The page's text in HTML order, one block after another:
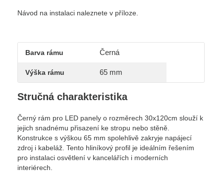
Návod na instalaci naleznete v příloze.
Barva rámu Černá
Výška rámu 65 mm
Stručná charakteristika
Černý rám pro LED panely o rozměrech 30x120cm slouží k
jejich snadnému přisazení ke stropu nebo stěně.
Konstrukce s výškou 65 mm spolehlivě zakryje napájecí
zdroj i kabeláž. Tento hliníkový profil je ideálním řešením
pro instalaci osvětlení v kancelářích i moderních
interiérech.